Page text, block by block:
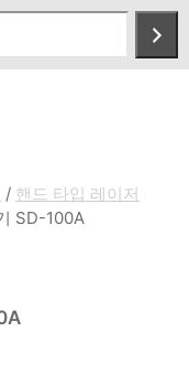
/ 핸드 타입 레이저
SD-100A